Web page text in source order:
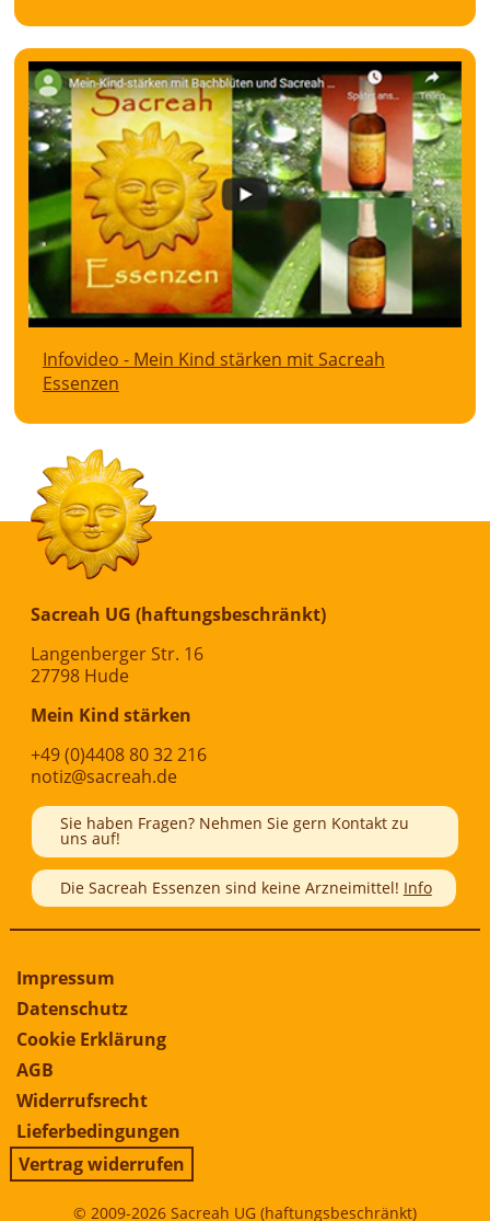
Infovideo - Mein Kind stärken mit Sacreah
Essenzen
Sacreah UG (haftungsbeschränkt)
Langenberger Str. 16
27798 Hude
Mein Kind stärken
+49 (0)4408 80 32 216
notiz@sacreah.de
Sie haben Fragen? Nehmen Sie gern Kontakt zu
uns auf!
Die Sacreah Essenzen sind keine Arzneimittel! Info
Impressum
Datenschutz
Cookie Erklärung
AGB
Widerrufsrecht
Lieferbedingungen
Vertrag widerrufen
© 2009-2026 Sacreah UG (haftungsbeschränkt)